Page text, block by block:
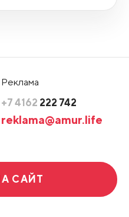
Реклама
+7 4162 222 742
reklama@amur.life
САЙТ